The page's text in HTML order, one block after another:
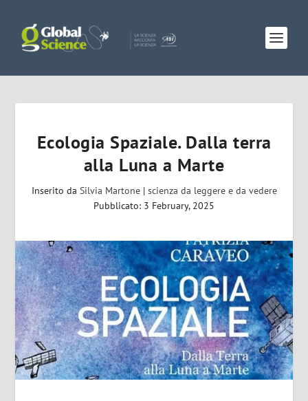
Ecologia Spaziale. Dalla terra
alla Luna a Marte
Inserito da Silvia Martone| scienza da leggere e da vedere
Pubblicato: 3 February, 2025